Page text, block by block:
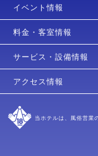
イベント情報
料金・客室情報
サービス・設備情報
アクセス情報
当ホテルは、風俗営業